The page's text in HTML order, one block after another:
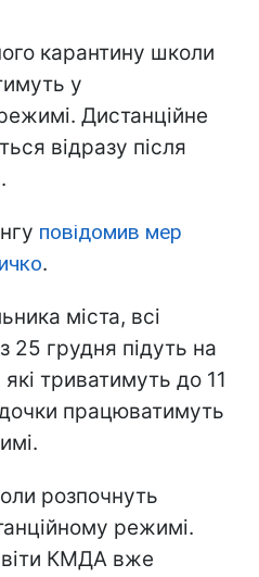
карантину школи
у
Дистанційне
відразу після
повідомив мер
.
міста, всі
25 грудня підуть на
які триватимуть до 11
працюватимуть
розпочнуть
режимі.
КМДА вже